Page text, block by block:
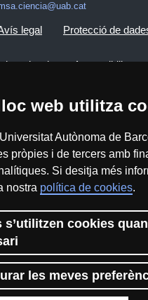
web utilitza
Autònoma de
pròpies i de tercers amb
Si desitja més
nostra política de cookies.
s’utilitzen cookies
les meves
legal Protecció de
el web Accessibilitat
Mapa del web UAB
- No Comercial (CC BY
ISSN: 2014-6388